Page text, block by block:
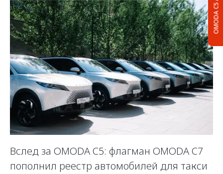
OMODA C5
Вслед за OMODA C5: флагман OMODA C7
пополнил реестр автомобилей для такси